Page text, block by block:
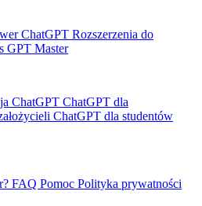
ChatGPT Rozszerzenia do
GPT Master
ChatGPT ChatGPT dla
ChatGPT dla studentów
FAQ Pomoc Polityka prywatności